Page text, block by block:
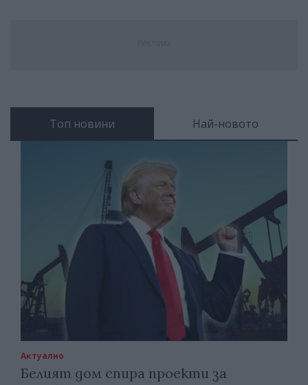
Топ новини Най-новото
Актуално
Белият дом спира проекти за